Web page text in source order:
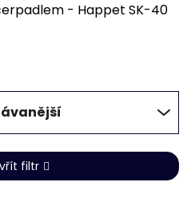
- Happet SK-40
filtr